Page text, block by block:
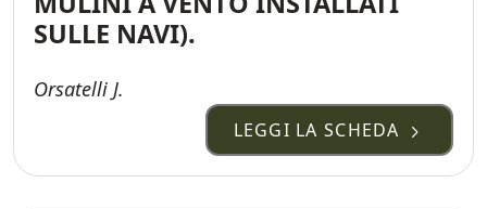
SULLE NAVI).
Orsatelli J.
LEGGI LA SCHEDA